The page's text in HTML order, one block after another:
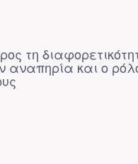
τη
αναπηρία και ο